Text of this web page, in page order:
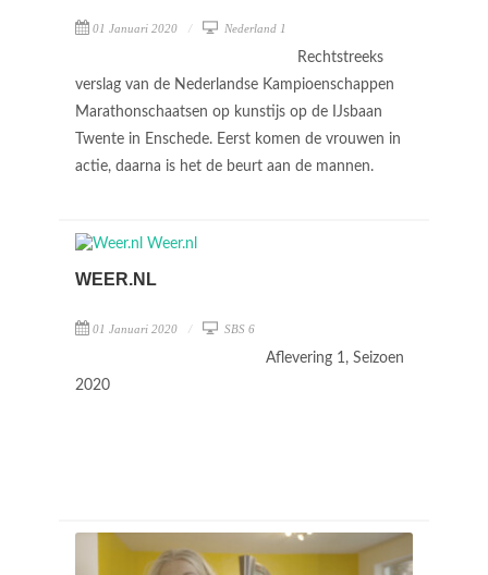
01 Januari 2020 Nederland 1
Rechtstreeks
verslag van de Nederlandse Kampioenschappen
Marathonschaatsen op kunstijs op de IJsbaan
Twente in Enschede. Eerst komen de vrouwen in
actie, daarna is het de beurt aan de mannen.
WEER.NL
01 Januari 2020 SBS 6
Aflevering 1, Seizoen
2020